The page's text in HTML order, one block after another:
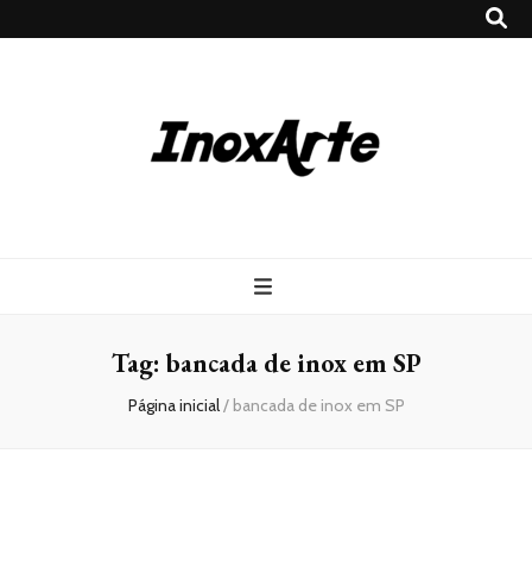
Tag: bancada de inox em SP
Página inicial/ bancada de inox em SP